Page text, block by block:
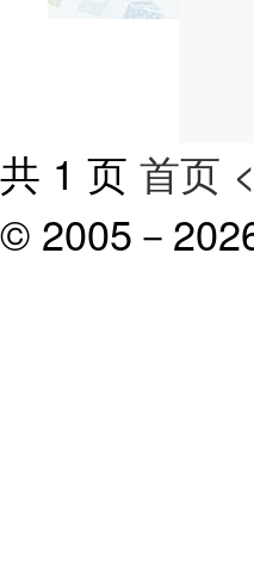
共 1 页 首页
© 2005－